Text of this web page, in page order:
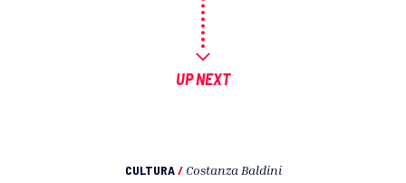
UP NEXT
CULTURA / Costanza Baldini